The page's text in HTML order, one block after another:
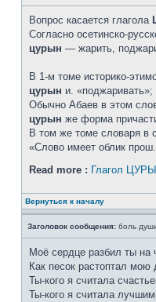
Вопрос касается глагола
Согласно осетинско-
цурын — жарить,
В 1-м томе историко-
цурын и. «поджаривать»;
Обычно Абаев в этом
цурын же форма
В том же томе словаря в
«Слово имеет облик прош.
Read more : Глагол
Вернуться к началу
Заголовок сообщения: боль
Моё сердце разбил ты на
Как песок растоптал мою
Ты-кого я считала
Ты-кого я считала